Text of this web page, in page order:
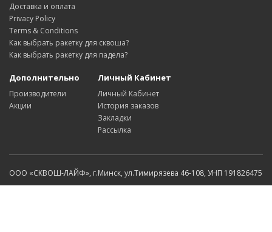
Доставка и оплата
Privacy Policy
Terms & Conditions
Как выбрать ракетку для сквоша?
Как выбрать ракетку для падела?
Дополнительно
Производители
Акции
Личный Кабинет
Личный Кабинет
История заказов
Закладки
Рассылка
ООО «СКВОШ-ЛАЙФ», г.Минск, ул.Тимирязева 46-108, УНП 191826475